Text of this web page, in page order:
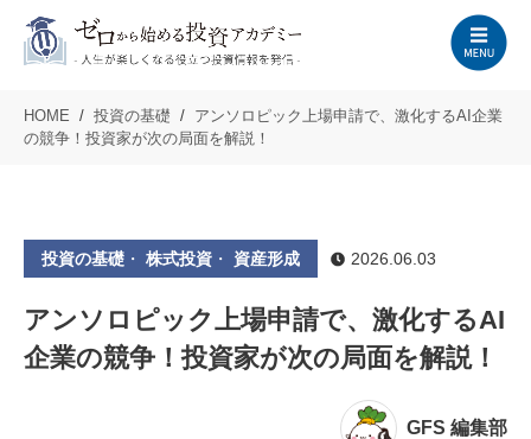
HOME 投資の基礎
アンソロピック上場申請で、激化するAI企業
の競争！投資家が次の局面を解説！
投資の基礎 ・ 株式投資 ・ 資産形成 2026.06.03
アンソロピック上場申請で、激化するAI
企業の競争！投資家が次の局面を解説！
GFS 編集部